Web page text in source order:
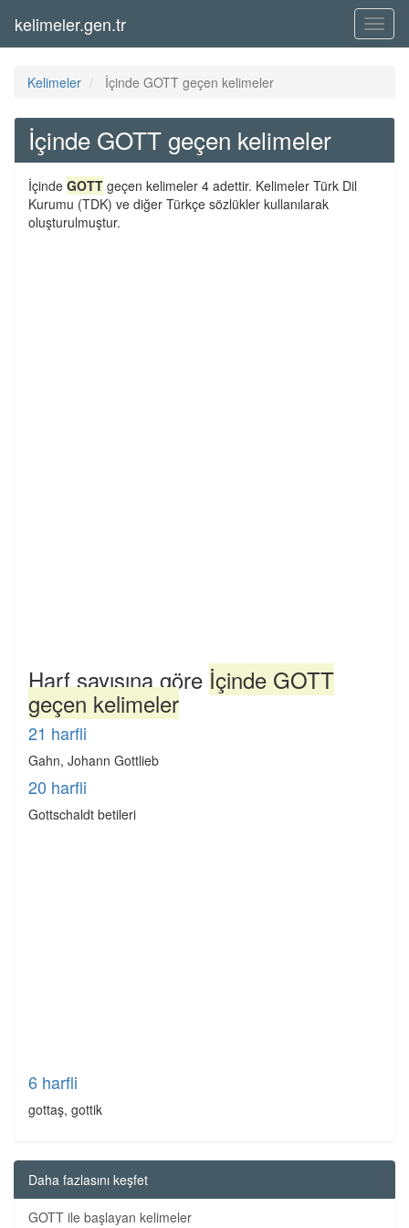
Menü
kelimeler.gen.tr
Kelimeler İçinde GOTT geçen kelimeler
İçinde GOTT geçen kelimeler
İçinde GOTT geçen kelimeler 4 adettir. Kelimeler Türk Dil
Kurumu (TDK) ve diğer Türkçe sözlükler kullanılarak
oluşturulmuştur.
Harf sayısına göre İçinde GOTT
geçen kelimeler
21 harfli
Gahn, Johann Gottlieb
20 harfli
Gottschaldt betileri
6 harfli
gottaş, gottik
Daha fazlasını keşfet
GOTT ile başlayan kelimeler